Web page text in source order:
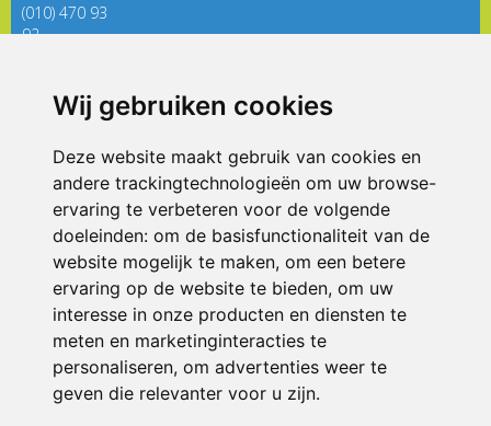
Wij gebruiken cookies
Deze website maakt gebruik van cookies en
andere trackingtechnologieën om uw browse-
ervaring te verbeteren voor de volgende
doeleinden: om de basisfunctionaliteit van de
website mogelijk te maken, om een betere
ervaring op de website te bieden, om uw
interesse in onze producten en diensten te
meten en marketinginteracties te
personaliseren, om advertenties weer te
geven die relevanter voor u zijn.
(010) 470 93
92
ONDERDEEL VAN
© 2026 De Regenboog | Alle rechten voorbehouden
Privacy policy|Disclaimer| Klachtenregeling|RSIN en Anbi
voorkeuren